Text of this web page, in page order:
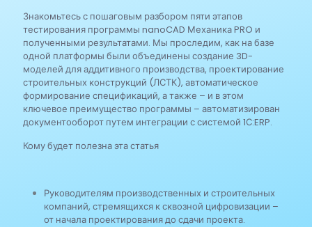
Знакомьтесь с пошаговым разбором пяти этапов
тестирования программы nanoCAD Механика PRO и
полученными результатами. Мы проследим, как на базе
одной платформы были объединены создание 3D-
моделей для аддитивного производства, проектирование
строительных конструкций (ЛСТК), автоматическое
формирование спецификаций, а также – и в этом
ключевое преимущество программы – автоматизирован
документооборот путем интеграции с системой 1С:ERP.
Кому будет полезна эта статья
Руководителям производственных и строительных
компаний, стремящихся к сквозной цифровизации –
от начала проектирования до сдачи проекта.